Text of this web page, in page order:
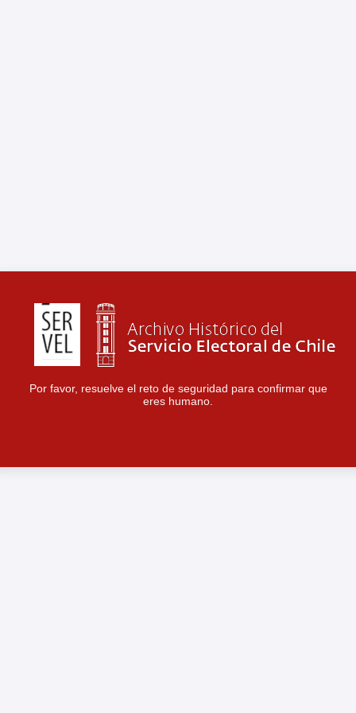
Por favor, resuelve el reto de seguridad para confirmar que
eres humano.